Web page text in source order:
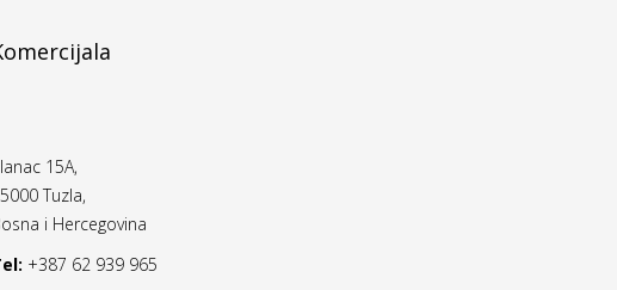
15A,
Tuzla,
i Hercegovina
+387 62 939 965